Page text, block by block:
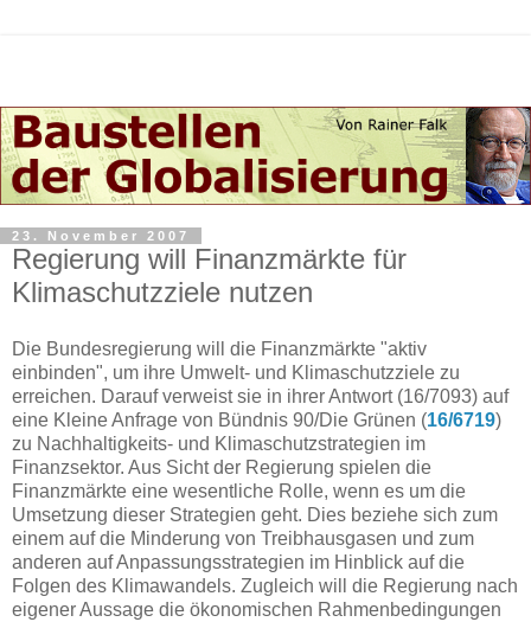
23. November 2007
Regierung will Finanzmärkte für
Klimaschutzziele nutzen
Die Bundesregierung will die Finanzmärkte "aktiv
einbinden", um ihre Umwelt- und Klimaschutzziele zu
erreichen. Darauf verweist sie in ihrer Antwort (16/7093) auf
eine Kleine Anfrage von Bündnis 90/Die Grünen (16/6719)
zu Nachhaltigkeits- und Klimaschutzstrategien im
Finanzsektor. Aus Sicht der Regierung spielen die
Finanzmärkte eine wesentliche Rolle, wenn es um die
Umsetzung dieser Strategien geht. Dies beziehe sich zum
einem auf die Minderung von Treibhausgasen und zum
anderen auf Anpassungsstrategien im Hinblick auf die
Folgen des Klimawandels. Zugleich will die Regierung nach
eigener Aussage die ökonomischen Rahmenbedingungen